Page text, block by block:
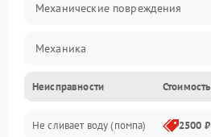
Механические повреждения
Механика
Электропитание
Водоснабжение
Неисправности Стоимость
Не сливает воду (помпа) 2500 ₽